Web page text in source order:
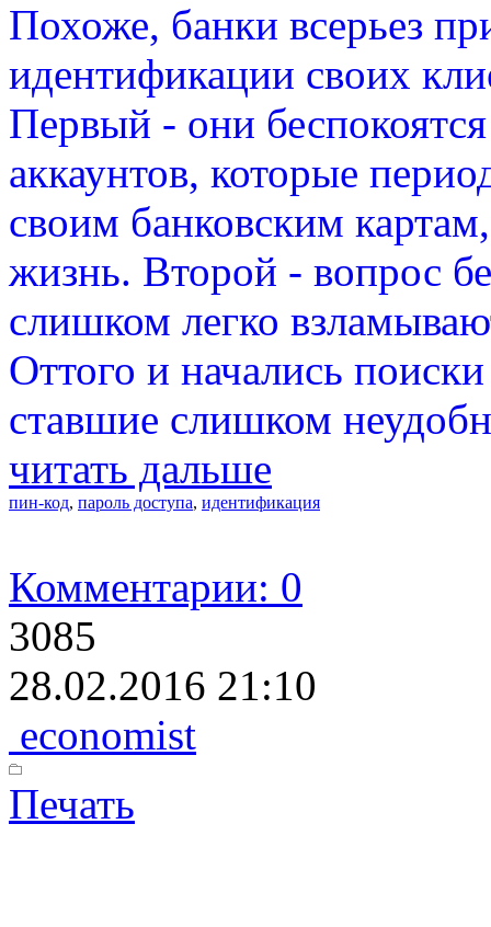
Похоже, банки всерьез
идентификации своих
Первый - они
аккаунтов, которые
своим банковским
жизнь. Второй - вопрос
слишком легко
Оттого и начались
ставшие слишком
читать дальше
пин-код, пароль доступа, идентификация
Комментарии: 0
3085
28.02.2016 21:10
economist
Печать